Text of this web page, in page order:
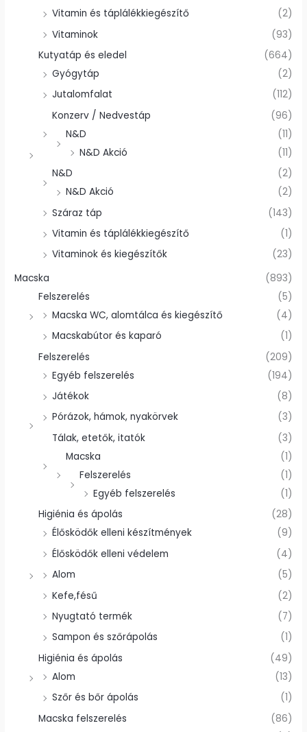
Vitamin és táplálékkiegészítő
(2)
Vitaminok
(93)
Kutyatáp és eledel
(664)
Gyógytáp
(2)
Jutalomfalat
(112)
Konzerv / Nedvestáp
(96)
N&D
(11)
N&D Akció
(11)
N&D
(2)
N&D Akció
(2)
Száraz táp
(143)
Vitamin és táplálékkiegészítő
(1)
Vitaminok és kiegészítők
(23)
Macska
(893)
Felszerelés
(5)
Macska WC, alomtálca és kiegészítő
(4)
Macskabútor és kaparó
(1)
Felszerelés
(209)
Egyéb felszerelés
(194)
Játékok
(8)
Pórázok, hámok, nyakörvek
(3)
Tálak, etetők, itatók
(3)
Macska
(1)
Felszerelés
(1)
Egyéb felszerelés
(1)
Higiénia és ápolás
(28)
Élősködők elleni készítmények
(9)
Élősködők elleni védelem
(4)
Alom
(5)
Kefe,fésű
(2)
Nyugtató termék
(7)
Sampon és szőrápolás
(1)
Higiénia és ápolás
(49)
Alom
(13)
Szőr és bőr ápolás
(1)
Macska felszerelés
(86)